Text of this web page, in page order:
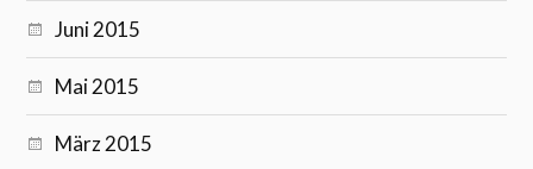
Juni 2015
Mai 2015
März 2015